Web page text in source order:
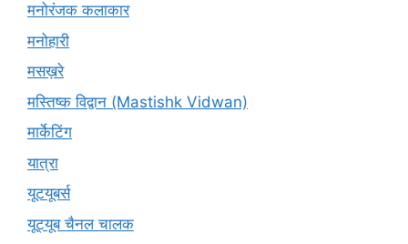
मनोरंजक कलाकार
मनोहारी
मसख़रे
मस्तिष्क विद्वान (Mastishk Vidwan)
मार्केटिंग
यात्रा
यूटयूबर्स
यूट्यूब चैनल चालक